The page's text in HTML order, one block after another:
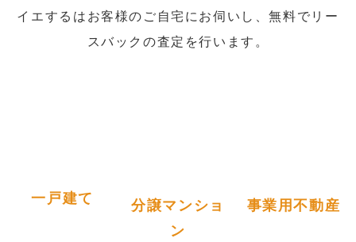
イエするはお客様のご自宅にお伺いし、無料でリー
スバックの査定を行います。
一戸建て
分譲マンショ
ン
事業用不動産